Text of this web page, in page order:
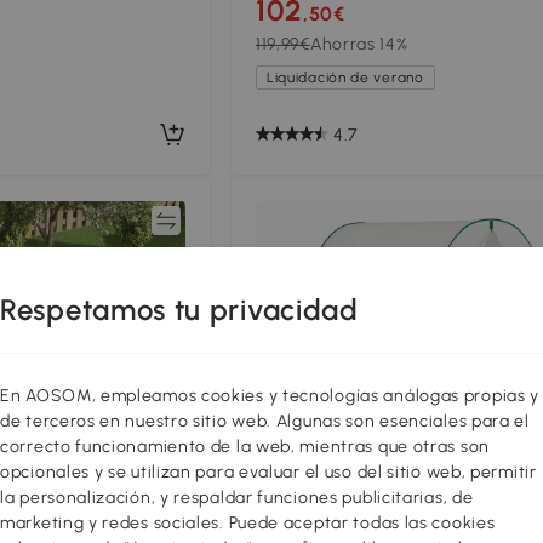
Cultivo Plantas
PE 140 g/m² y Estructura de Acero
Cultivo Plantas Jardín Terraza
102,50€
119,99€Ahorras 14%
Liquidación de verano
4.7
Comparar
Respetamos tu privacidad
En AOSOM, empleamos cookies y tecnologías análogas propias y
de terceros en nuestro sitio web. Algunas son esenciales para el
correcto funcionamiento de la web, mientras que otras son
opcionales y se utilizan para evaluar el uso del sitio web, permitir
la personalización, y respaldar funciones publicitarias, de
marketing y redes sociales. Puede aceptar todas las cookies